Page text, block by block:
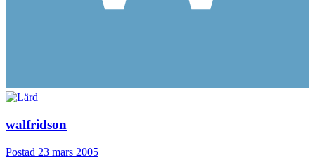
walfridson
Postad 23 mars 2005